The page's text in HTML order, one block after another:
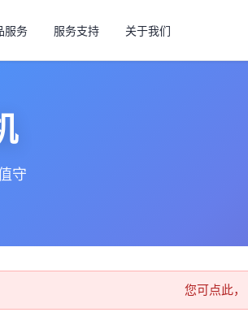
服务 服务支持 关于我们
守
您可点此，